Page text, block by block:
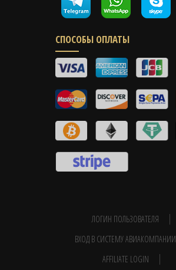
СПОСОБЫ ОПЛАТЫ
ЛОГИН ПОЛЬЗОВАТЕЛЯ
ВХОД В СИСТЕМУ АВИАКОМПАНИИ
AFFILIATE LOGIN